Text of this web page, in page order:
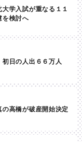
学入試が重なる１１
検討へ
日の人出６６万人
高橋が破産開始決定